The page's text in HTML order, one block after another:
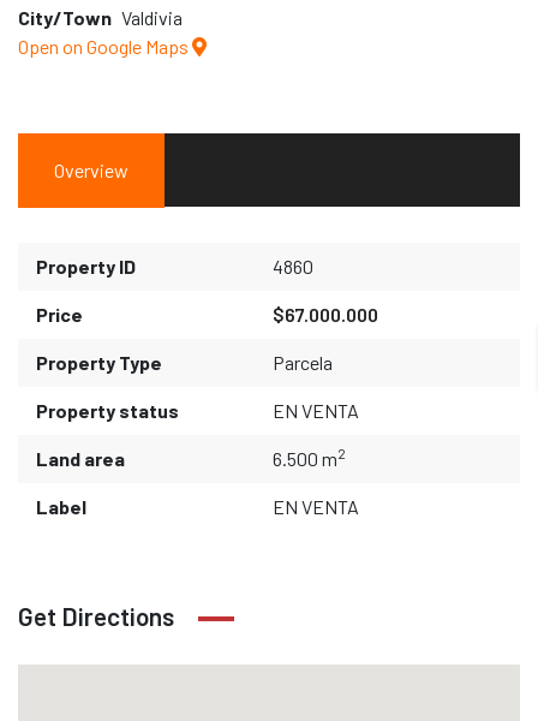
City/Town Valdivia
Open on Google Maps
Overview
Property ID 4860
Price $67.000.000
Property Type Parcela
Property status EN VENTA
Land area 6.500 m2
Label EN VENTA
Get Directions